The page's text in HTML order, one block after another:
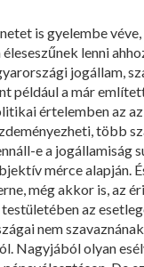
is gyelembe
lenni
jogállam,
például a már
értelemben az
több
e a
mérce alapján.
még akkor is, az
az
nem
Nagyjából olyan